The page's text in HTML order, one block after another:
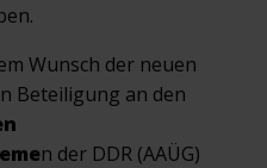
Wunsch der neuen
Beteiligung an den
n der DDR (AAÜG)